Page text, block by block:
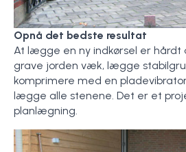
Opnå det bedste resultat
At lægge en ny indkørsel er hårdt
grave jorden væk, lægge
komprimere med en
lægge alle stenene. Det er et
planlægning.